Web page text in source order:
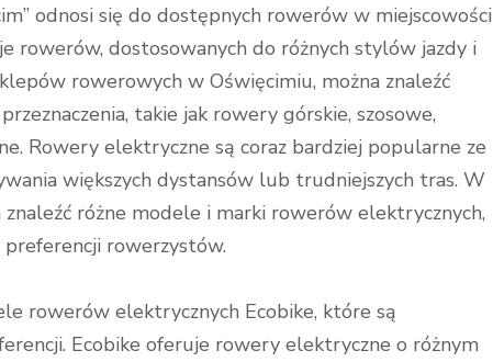
odnosi się do dostępnych rowerów w miejscowości
rowerów, dostosowanych do różnych stylów jazdy i
rowerowych w Oświęcimiu, można znaleźć
takie jak rowery górskie, szosowe,
Rowery elektryczne są coraz bardziej popularne ze
większych dystansów lub trudniejszych tras. W
różne modele i marki rowerów elektrycznych,
rowerzystów.
rowerów elektrycznych Ecobike, które są
Ecobike oferuje rowery elektryczne o różnym